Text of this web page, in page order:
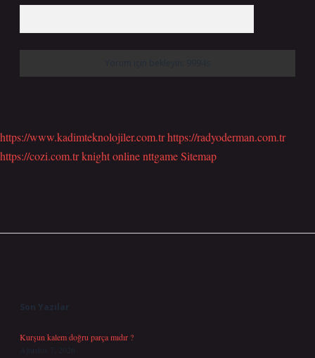
https://www.kadimteknolojiler.com.trhttps://radyoderman.com.tr
https://cozi.com.trknight onlinenttgameSitemap
Son Yazılar
Kurşun kalem doğru parça mıdır ?
Ağustos 7, 2026